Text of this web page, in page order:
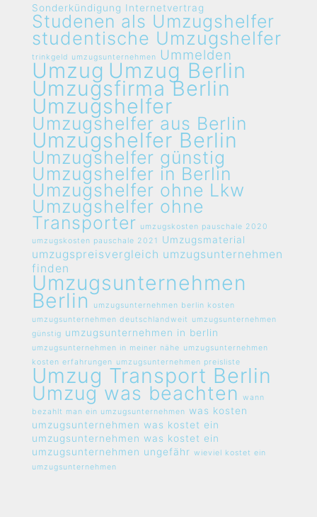
Sonderkündigung Internetvertrag
Studenen als Umzugshelfer
studentische Umzugshelfer
trinkgeld umzugsunternehmen Ummelden
Umzug Umzug Berlin
Umzugsfirma Berlin
Umzugshelfer
Umzugshelfer aus Berlin
Umzugshelfer Berlin
Umzugshelfer günstig
Umzugshelfer in Berlin
Umzugshelfer ohne Lkw
Umzugshelfer ohne
Transporter umzugskosten pauschale 2020
umzugskosten pauschale 2021
Umzugsmaterial
umzugspreisvergleich umzugsunternehmen
finden
Umzugsunternehmen
Berlin
umzugsunternehmen berlin kosten
umzugsunternehmen deutschlandweit
umzugsunternehmen
günstig umzugsunternehmen in berlin
umzugsunternehmen in meiner nähe umzugsunternehmen
kosten erfahrungen umzugsunternehmen preisliste
Umzug Transport Berlin
Umzug was beachten
wann
bezahlt man ein umzugsunternehmen was kosten
umzugsunternehmen was kostet ein
umzugsunternehmen was kostet ein
umzugsunternehmen ungefähr wieviel kostet ein
umzugsunternehmen